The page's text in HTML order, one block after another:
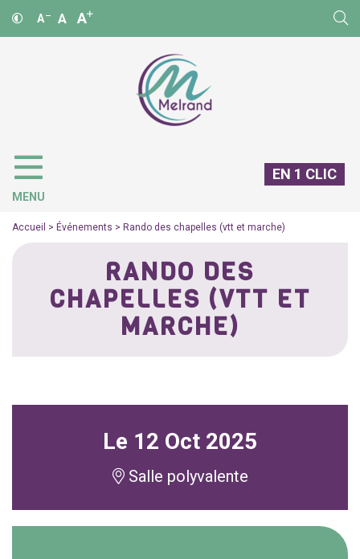
A A A
MENU
EN 1 CLIC
Accueil > Événements > Rando des chapelles (vtt et marche)
RANDO DES
CHAPELLES (VTT ET
MARCHE)
Le 12 Oct 2025
Salle polyvalente